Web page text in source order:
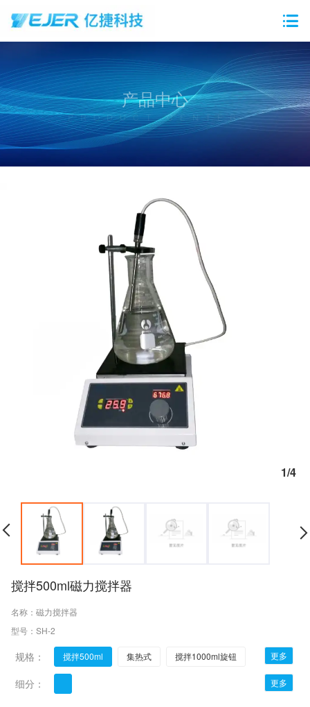
产品中心
PRODUCT CENTER
1/4
搅拌500ml磁力搅拌器
名称：磁力搅拌器
型号：SH-2
规格： 搅拌500ml 集热式 搅拌1000ml旋钮
搅拌1000ml数显
更多
细分： 更多